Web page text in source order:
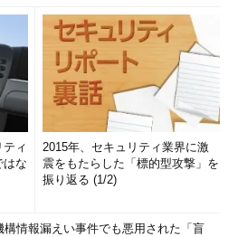
ィ
はな
2015年、セキュリティ業界に激
震をもたらした「標的型攻撃」を
振り返る (1/2)
構情報漏えい事件でも悪用された「盲